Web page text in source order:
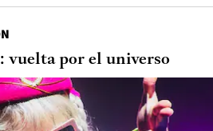
vuelta por el universo